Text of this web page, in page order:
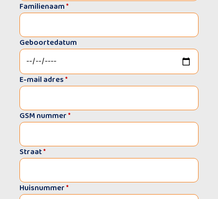
Familienaam*
Geboortedatum
E-mail adres*
GSM nummer*
Straat*
Huisnummer*